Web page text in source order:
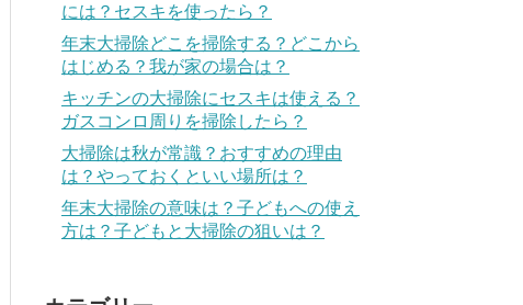
には？セスキを使ったら？
年末大掃除どこを掃除する？どこから
はじめる？我が家の場合は？
キッチンの大掃除にセスキは使える？
ガスコンロ周りを掃除したら？
大掃除は秋が常識？おすすめの理由
は？やっておくといい場所は？
年末大掃除の意味は？子どもへの使え
方は？子どもと大掃除の狙いは？